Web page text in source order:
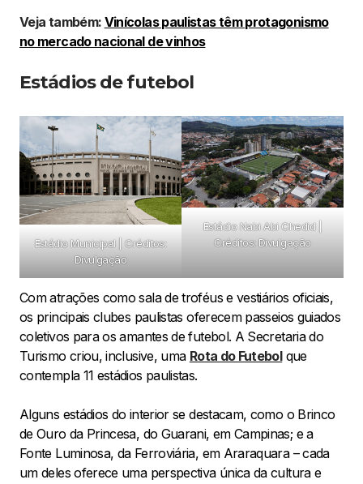
Veja também: Vinícolas paulistas têm protagonismo
no mercado nacional de vinhos
Estádios de futebol
Estádio Municipal | Créditos:
Divulgação
Estádio Nabi Abi Chedid |
Créditos: Divulgação
Com atrações como sala de troféus e vestiários oficiais,
os principais clubes paulistas oferecem passeios guiados
coletivos para os amantes de futebol. A Secretaria do
Turismo criou, inclusive, uma Rota do Futebolque
contempla 11 estádios paulistas.
Alguns estádios do interior se destacam, como o Brinco
de Ouro da Princesa, do Guarani, em Campinas; e a
Fonte Luminosa, da Ferroviária, em Araraquara – cada
um deles oferece uma perspectiva única da cultura e